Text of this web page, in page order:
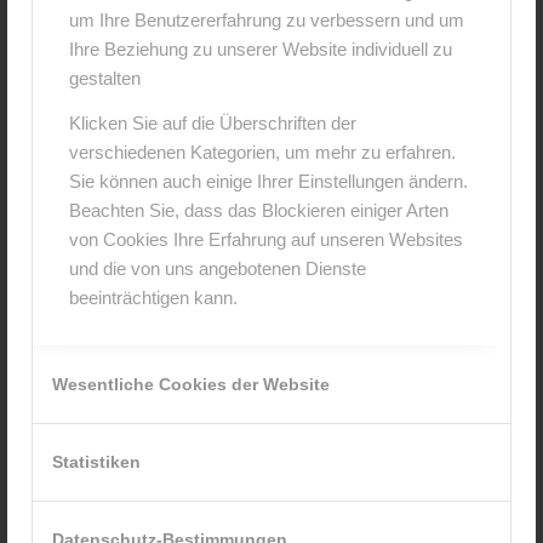
um Ihre Benutzererfahrung zu verbessern und um
Ihre Beziehung zu unserer Website individuell zu
gestalten
Klicken Sie auf die Überschriften der
verschiedenen Kategorien, um mehr zu erfahren.
Sie können auch einige Ihrer Einstellungen ändern.
Beachten Sie, dass das Blockieren einiger Arten
von Cookies Ihre Erfahrung auf unseren Websites
und die von uns angebotenen Dienste
beeinträchtigen kann.
Wesentliche Cookies der Website
Statistiken
Hinterlasse einen Kommentar
An der Diskussion beteiligen?
Name*
E-Mail-Adresse*